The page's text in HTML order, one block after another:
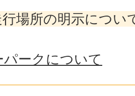
行場所の明示につい
パークについて